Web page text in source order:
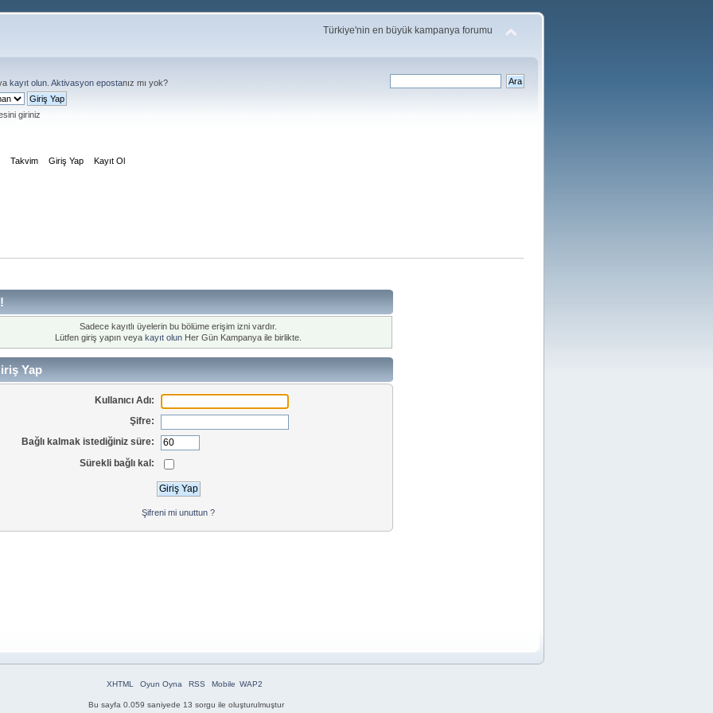
Türkiye'nin en büyük kampanya forumu
kayıt olun Aktivasyon epostanız mı yok?
giriniz
Takvim Giriş Yap Kayıt Ol
Sadece kayıtlı üyelerin bu bölüme erişim izni vardır.
Lütfen giriş yapın veya kayıt olun Her Gün Kampanya ile birlikte.
Yap
Kullanıcı Adı:
Şifre:
Bağlı kalmak istediğiniz süre:
Sürekli bağlı kal:
Şifreni mi unuttun ?
XHTML Oyun Oyna RSS Mobile WAP2
Bu sayfa 0.059 saniyede 13 sorgu ile oluşturulmuştur